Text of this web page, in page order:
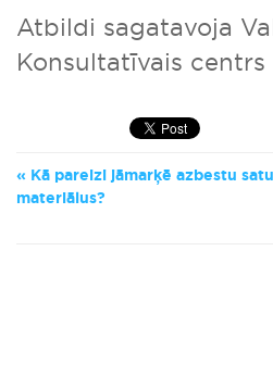
Atbildi sagatavoja
Konsultatīvais centrs
Kā pareizi jāmarķē azbestu
materiālus?